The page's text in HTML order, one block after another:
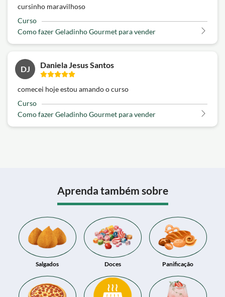
cursinho maravilhoso
Curso
Como fazer Geladinho Gourmet para vender
DJ Daniela Jesus Santos
comecei hoje estou amando o curso
Curso
Como fazer Geladinho Gourmet para vender
Aprenda também sobre
Salgados Doces Panificação